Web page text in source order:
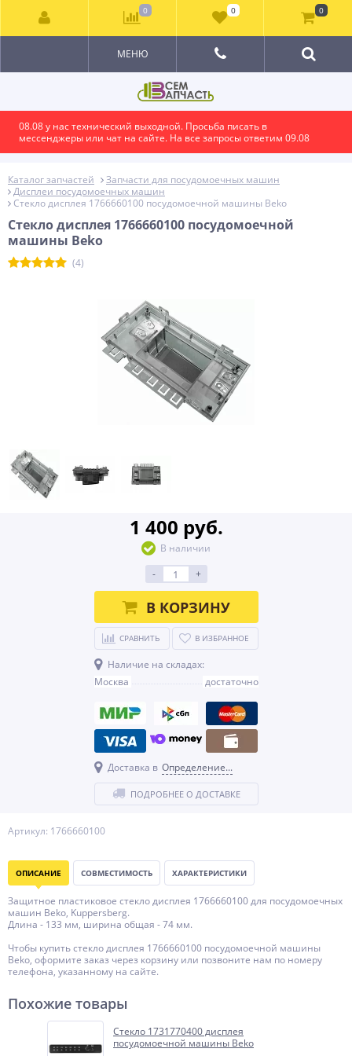
08.08 у нас технический выходной. Просьба писать в
мессенджеры или чат на сайте. На все запросы ответим 09.08
МЕНЮ
Каталог запчастей
Запчасти для посудомоечных машин
Дисплеи посудомоечных машин
Стекло дисплея 1766660100 посудомоечной машины Beko
Стекло дисплея 1766660100 посудомоечной
машины Beko
(4)
Артикул: 1766660100
1 400 руб.
В наличии
-
+
В КОРЗИНУ
СРАВНИТЬ В ИЗБРАННОЕ
Наличие на складах:
Москва
достаточно
Доставка в Определение...
ПОДРОБНЕЕ О ДОСТАВКЕ
ОПИСАНИЕ СОВМЕСТИМОСТЬ ХАРАКТЕРИСТИКИ
Защитное пластиковое стекло дисплея 1766660100 для посудомоечных
машин Beko, Kuppersberg.
Длина - 133 мм, ширина общая - 74 мм.
Чтобы купить стекло дисплея 1766660100 посудомоечной машины
Beko, оформите заказ через корзину или позвоните нам по номеру
телефона, указанному на сайте.
Похожие товары
Стекло 1731770400 дисплея
посудомоечной машины Beko
0 0 0